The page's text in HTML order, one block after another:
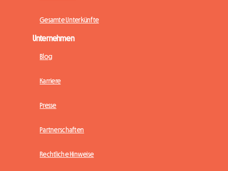
Gesamte Unterkünfte
Unternehmen
Blog
Karriere
Presse
Partnerschaften
Rechtliche Hinweise